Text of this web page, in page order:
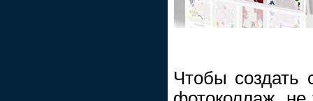
Чтобы создать